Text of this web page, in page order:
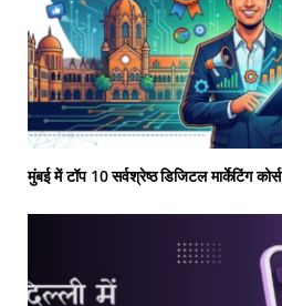
मुंबई में टॉप 10 सर्वश्रेष्ठ डिजिटल मार्केटिंग कोर्स